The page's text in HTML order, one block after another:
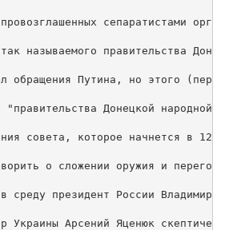
сепаратистами
называемого правительства
обращения Путина, но этого
"правительства Донецкой народной
совета, которое начнется в
о сложении оружия и
среду президент России Владимир
Украины Арсений Яценюк